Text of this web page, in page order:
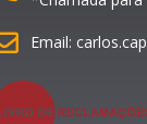
Email: